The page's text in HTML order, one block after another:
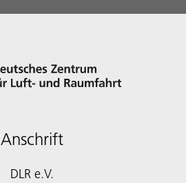
Anschrift
DLR e.V.